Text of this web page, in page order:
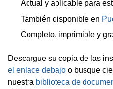
Actual y aplicable para
También disponible en
Completo, imprimible y
Descargue su copia de las
el enlace debajo o busque
nuestra biblioteca de